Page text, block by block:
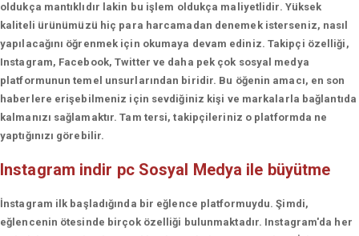
oldukça mantıklıdır lakin bu işlem oldukça maliyetlidir. Yüksek
kaliteli ürünümüzü hiç para harcamadan denemek isterseniz, nasıl
yapılacağını öğrenmek için okumaya devam ediniz. Takipçi özelliği,
Instagram, Facebook, Twitter ve daha pek çok sosyal medya
platformunun temel unsurlarından biridir. Bu öğenin amacı, en son
haberlere erişebilmeniz için sevdiğiniz kişi ve markalarla bağlantıda
kalmanızı sağlamaktır. Tam tersi, takipçileriniz o platformda ne
yaptığınızı görebilir.
Instagram indir pc Sosyal Medya ile büyütme
İnstagram ilk başladığında bir eğlence platformuydu. Şimdi,
eğlencenin ötesinde birçok özelliği bulunmaktadır. Instagram'da her